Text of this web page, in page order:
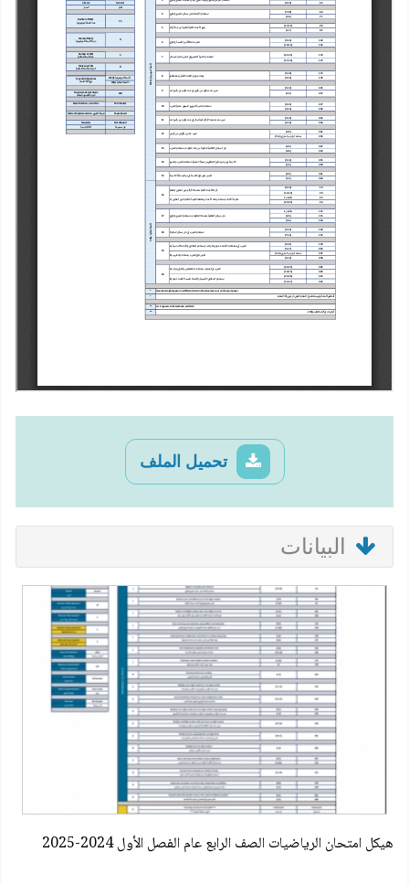
تحميل الملف
البيانات
هيكل امتحان الرياضيات الصف الرابع عام الفصل الأول 2024-2025